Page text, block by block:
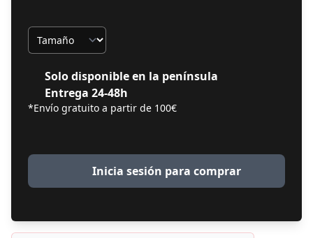
Tamaño
Solo disponible en la península
Entrega 24-48h
*Envío gratuito a partir de 100€
Inicia sesión para comprar